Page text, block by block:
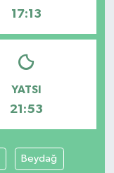
17:13
YATSI
21:53
Beydağ